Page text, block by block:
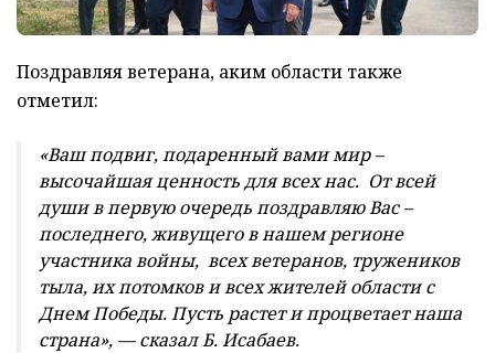
Поздравляя ветерана, аким области также
отметил:
«Ваш подвиг, подаренный вами мир –
высочайшая ценность для всех нас. От всей
души в первую очередь поздравляю Вас –
последнего, живущего в нашем регионе
участника войны, всех ветеранов, тружеников
тыла, их потомков и всех жителей области с
Днем Победы. Пусть растет и процветает наша
страна», — сказал Б. Исабаев.